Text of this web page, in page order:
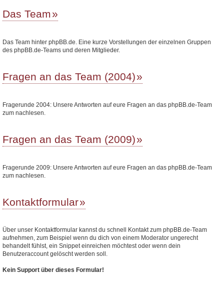
Das Team
Das Team hinter phpBB.de. Eine kurze Vorstellungen der einzelnen Gruppen
des phpBB.de-Teams und deren Mitglieder.
Fragen an das Team (2004)
Fragerunde 2004: Unsere Antworten auf eure Fragen an das phpBB.de-Team
zum nachlesen.
Fragen an das Team (2009)
Fragerunde 2009: Unsere Antworten auf eure Fragen an das phpBB.de-Team
zum nachlesen.
Kontaktformular
Über unser Kontaktformular kannst du schnell Kontakt zum phpBB.de-Team
aufnehmen, zum Beispiel wenn du dich von einem Moderator ungerecht
behandelt fühlst, ein Snippet einreichen möchtest oder wenn dein
Benutzeraccount gelöscht werden soll.
Kein Support über dieses Formular!